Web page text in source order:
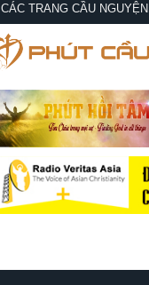
CÁC TRANG CẦU NGUYỆN